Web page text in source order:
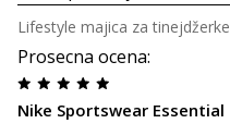
Prosecna ocena:
Nike Sportswear Essential
Lifestyle majica za tinejdžerke